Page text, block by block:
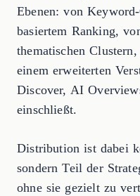
Ebenen: von
basiertem Ranking,
thematischen
einem erweiterten
Discover, AI
einschließt.
Distribution ist dabei
sondern Teil der
ohne sie gezielt zu